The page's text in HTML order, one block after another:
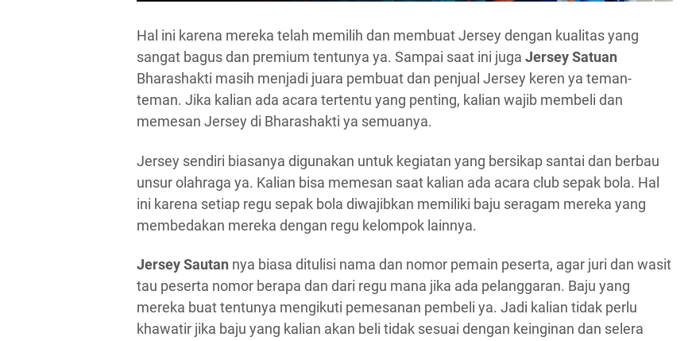
Hal ini karena mereka telah memilih dan membuat Jersey dengan kualitas yang
sangat bagus dan premium tentunya ya. Sampai saat ini juga Jersey Satuan
Bharashakti masih menjadi juara pembuat dan penjual Jersey keren ya teman-
teman. Jika kalian ada acara tertentu yang penting, kalian wajib membeli dan
memesan Jersey di Bharashakti ya semuanya.
Jersey sendiri biasanya digunakan untuk kegiatan yang bersikap santai dan berbau
unsur olahraga ya. Kalian bisa memesan saat kalian ada acara club sepak bola. Hal
ini karena setiap regu sepak bola diwajibkan memiliki baju seragam mereka yang
membedakan mereka dengan regu kelompok lainnya.
Jersey Sautan nya biasa ditulisi nama dan nomor pemain peserta, agar juri dan wasit
tau peserta nomor berapa dan dari regu mana jika ada pelanggaran. Baju yang
mereka buat tentunya mengikuti pemesanan pembeli ya. Jadi kalian tidak perlu
khawatir jika baju yang kalian akan beli tidak sesuai dengan keinginan dan selera